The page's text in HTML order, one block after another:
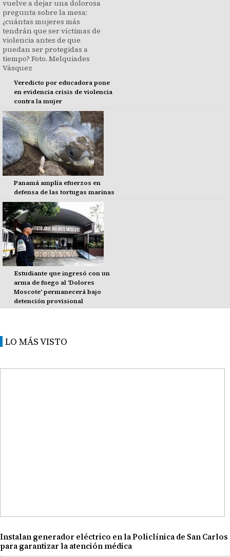
Veredicto por educadora pone
en evidencia crisis de violencia
contra la mujer
Panamá amplía efuerzos en
defensa de las tortugas marinas
Estudiante que ingresó con un
arma de fuego al 'Dolores
Moscote' permanecerá bajo
detención provisional
LO MÁS VISTO
Instalan generador eléctrico en la Policlínica de San Carlos
para garantizar la atención médica